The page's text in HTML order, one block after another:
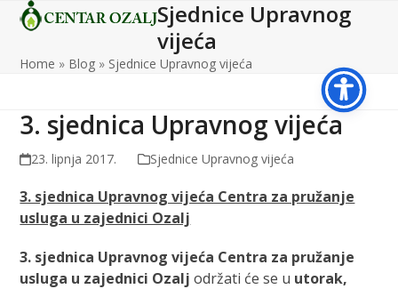
SkipOpen
menu
Close
menu
Sjednice Upravnog
vijeća
Home » Blog » Sjednice Upravnog vijeća
3. sjednica Upravnog vijeća
23. lipnja 2017. Sjednice Upravnog vijeća
3. sjednica Upravnog vijeća Centra za pružanje
usluga u zajednici Ozalj
3. sjednica Upravnog vijeća Centra za pružanje
usluga u zajednici Ozalj održati će se u utorak,